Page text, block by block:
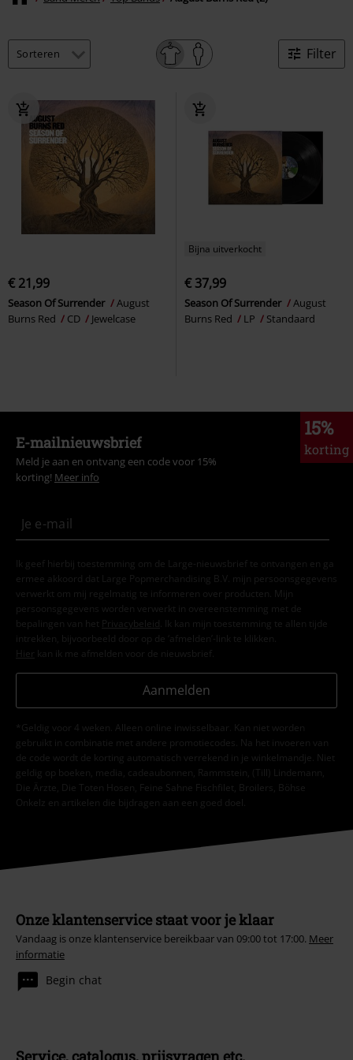
Filter
€ 21,99
Season Of Surrender
August
Burns Red
CD Jewelcase
Bijna uitverkocht
€ 37,99
Season Of Surrender
August
Burns Red
LP Standaard
15%
korting
E-mailnieuwsbrief
Meld je aan en ontvang een code voor 15%
korting! Meer info
Ik geef hierbij toestemming om de Large-nieuwsbrief te ontvangen en ga
ermee akkoord dat Large Popmerchandising B.V. mijn persoonsgegevens
verwerkt om mij regelmatig te informeren over producten. Mijn
persoonsgegevens worden verwerkt in overeenstemming met de
bepalingen van het
Privacybeleid . Ik kan mijn toestemming te allen tijde
intrekken, bijvoorbeeld door op de ‘afmelden’-link te klikken.
Hier kan ik me afmelden voor de nieuwsbrief.
Aanmelden
*Geldig voor 4 weken. Alleen online inwisselbaar. Kan niet worden
gebruikt in combinatie met andere promotiecodes. Na het invoeren van
de code wordt de korting automatisch verrekend in je winkelmandje. Niet
geldig op boeken, media, cadeaubonnen, Rammstein, (Till) Lindemann,
Die Ärzte, Die Toten Hosen, Feine Sahne Fischfilet, Broilers, Böhse
Onkelz en artikelen die bijdragen aan een goed doel.
Onze klantenservice staat voor je klaar
Vandaag is onze klantenservice bereikbaar van 09:00 tot 17:00. Meer
informatie
Begin chat
Service, catalogus, prijsvragen etc.